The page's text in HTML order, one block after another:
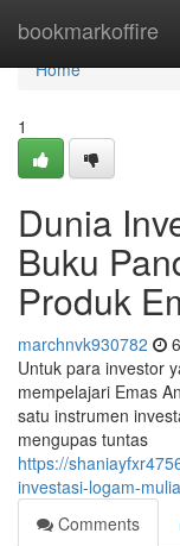
bookmarkoffire
Home
Home
1
Dunia
Buku
Produk
marchnvk930782
Untuk para investor
mempelajari Emas
satu instrumen
mengupas tuntas
https://
investasi-logam-
Comments